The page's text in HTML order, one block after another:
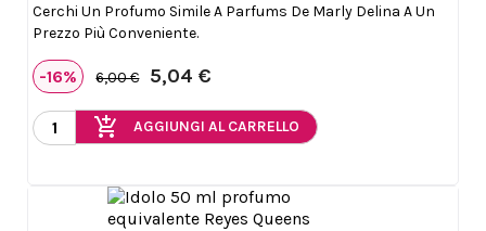
Cerchi Un Profumo Simile A Parfums De Marly Delina A Un
Prezzo Più Conveniente.
-16% 6,00 € 5,04 €
add_shopping_cart AGGIUNGI AL CARRELLO